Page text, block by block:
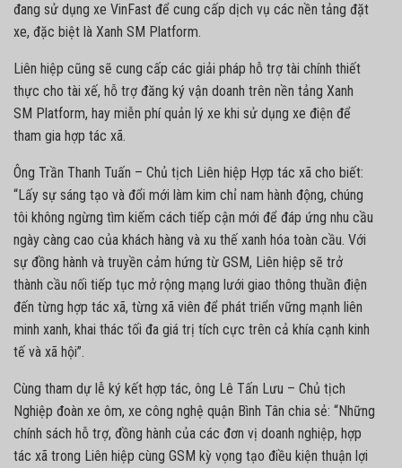
đang sử dụng xe VinFast để cung cấp dịch vụ các nền tảng đặt
xe, đặc biệt là Xanh SM Platform.
Liên hiệp cũng sẽ cung cấp các giải pháp hỗ trợ tài chính thiết
thực cho tài xế, hỗ trợ đăng ký vận doanh trên nền tảng Xanh
SM Platform, hay miễn phí quản lý xe khi sử dụng xe điện để
tham gia hợp tác xã.
Ông Trần Thanh Tuấn – Chủ tịch Liên hiệp Hợp tác xã cho biết:
“Lấy sự sáng tạo và đổi mới làm kim chỉ nam hành động, chúng
tôi không ngừng tìm kiếm cách tiếp cận mới để đáp ứng nhu cầu
ngày càng cao của khách hàng và xu thế xanh hóa toàn cầu. Với
sự đồng hành và truyền cảm hứng từ GSM, Liên hiệp sẽ trở
thành cầu nối tiếp tục mở rộng mạng lưới giao thông thuần điện
đến từng hợp tác xã, từng xã viên để phát triển vững mạnh liên
minh xanh, khai thác tối đa giá trị tích cực trên cả khía cạnh kinh
tế và xã hội”.
Cùng tham dự lễ ký kết hợp tác, ông Lê Tấn Lưu – Chủ tịch
Nghiệp đoàn xe ôm, xe công nghệ quận Bình Tân chia sẻ: “Những
chính sách hỗ trợ, đồng hành của các đơn vị doanh nghiệp, hợp
tác xã trong Liên hiệp cùng GSM kỳ vọng tạo điều kiện thuận lợi